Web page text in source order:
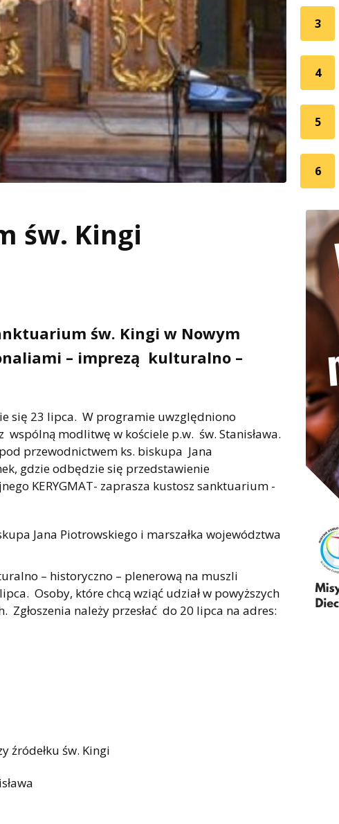
św. Kingi
św. Kingi w Nowym
– imprezą kulturalno –
się 23 lipca. W programie uwzględniono
wspólną modlitwę w kościele p.w. św. Stanisława.
przewodnictwem ks. biskupa Jana
gdzie odbędzie się przedstawienie
KERYGMAT- zaprasza kustosz sanktuarium -
Jana Piotrowskiego i marszałka województwa
– historyczno – plenerową na muszli
Osoby, które chcą wziąć udział w powyższych
należy przesłać do 20 lipca na adres:
źródełku św. Kingi
3
4
5
6